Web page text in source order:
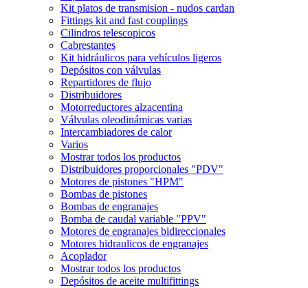
Kit platos de transmision - nudos cardan
Fittings kit and fast couplings
Cilindros telescopicos
Cabrestantes
Kit hidráulicos para vehículos ligeros
Depósitos con válvulas
Repartidores de flujo
Distribuidores
Motorreductores alzacentina
Válvulas oleodinámicas varias
Intercambiadores de calor
Varios
Mostrar todos los productos
Distribuidores proporcionales "PDV"
Motores de pistones "HPM"
Bombas de pistones
Bombas de engranajes
Bomba de caudal variable "PPV"
Motores de engranajes bidireccionales
Motores hidraulicos de engranajes
Acoplador
Mostrar todos los productos
Depósitos de aceite multifittings